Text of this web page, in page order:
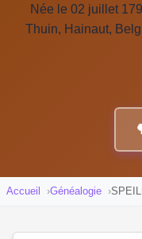
Née le 02 juillet
Thuin, Hainaut,
Accueil Généalogie